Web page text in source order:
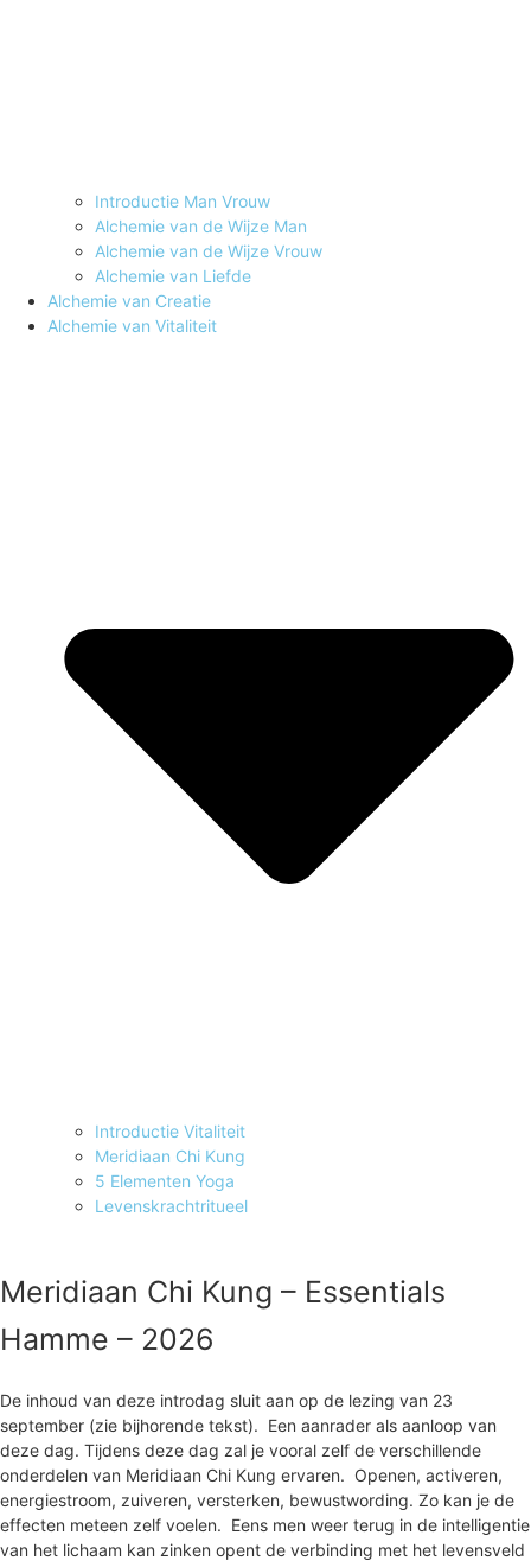
Introductie Man Vrouw
Alchemie van de Wijze Man
Alchemie van de Wijze Vrouw
Alchemie van Liefde
Alchemie van Creatie
Alchemie van Vitaliteit
Introductie Vitaliteit
Meridiaan Chi Kung
5 Elementen Yoga
Levenskrachtritueel
Meridiaan Chi Kung – Essentials
Hamme – 2026
De inhoud van deze introdag sluit aan op de lezing van 23
september (zie bijhorende tekst). Een aanrader als aanloop van
deze dag. Tijdens deze dag zal je vooral zelf de verschillende
onderdelen van Meridiaan Chi Kung ervaren. Openen, activeren,
energiestroom, zuiveren, versterken, bewustwording. Zo kan je de
effecten meteen zelf voelen. Eens men weer terug in de intelligentie
van het lichaam kan zinken opent de verbinding met het levensveld